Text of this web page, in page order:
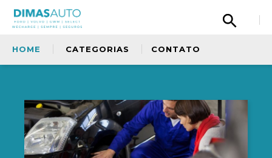
HOME CATEGORIAS CONTATO
Sem categoria
sugestão para nos dar? Quer fazer um elogio
à nossa equipe ou simplismente deseja
entrar em contato com a gente? Fique a
vontade.